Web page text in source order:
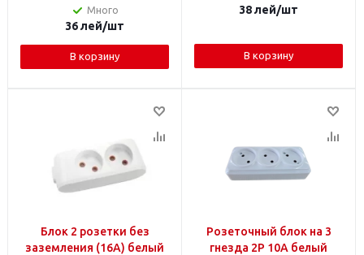
Много
36лей/шт
В корзину
38лей/шт
В корзину
Блок 2 розетки без
заземления (16A) белый
Розеточный блок на 3
гнезда 2P 10A белый